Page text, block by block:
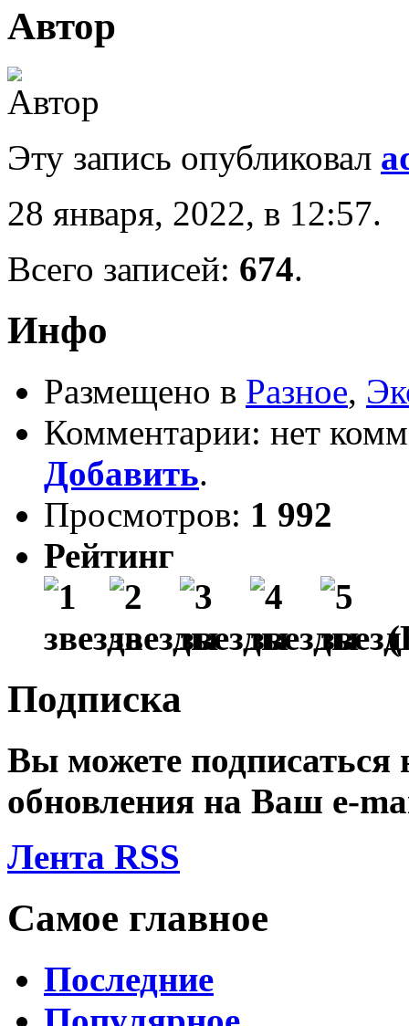
Автор
Эту запись опубликовал
28 января, 2022, в 12:57.
Всего записей: 674.
Инфо
Размещено в Разное,
Комментарии: нет
Добавить.
Просмотров: 1 992
Рейтинг
Подписка
Вы можете подписаться
обновления на Ваш e-
Лента RSS
Самое главное
Последние